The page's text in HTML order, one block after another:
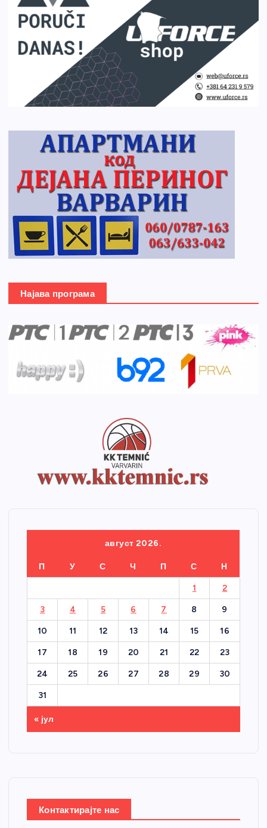
Најава програма
август 2026.
П У С Ч П С Н
1 2
3 4 5 6 7 8 9
10 11 12 13 14 15 16
17 18 19 20 21 22 23
24 25 26 27 28 29 30
31
« јул
Контактирајте нас